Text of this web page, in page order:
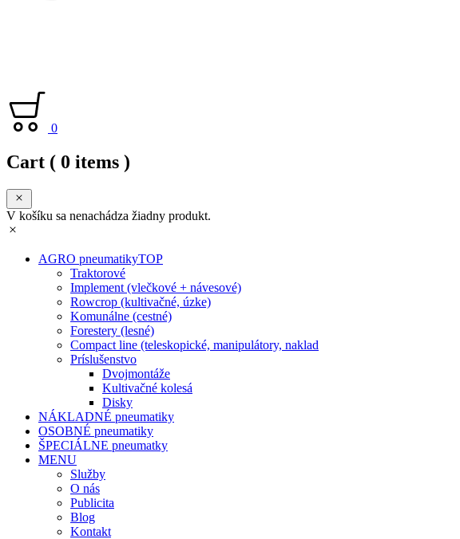
0
Cart ( 0 items )
V košíku sa nenachádza žiadny produkt.
AGRO pneumatikyTOP
Traktorové
Implement (vlečkové + návesové)
Rowcrop (kultivačné, úzke)
Komunálne (cestné)
Forestery (lesné)
Compact line (teleskopické, manipulátory, naklad
Príslušenstvo
Dvojmontáže
Kultivačné kolesá
Disky
NÁKLADNÉ pneumatiky
OSOBNÉ pneumatiky
ŠPECIÁLNE pneumatky
MENU
Služby
O nás
Publicita
Blog
Kontakt